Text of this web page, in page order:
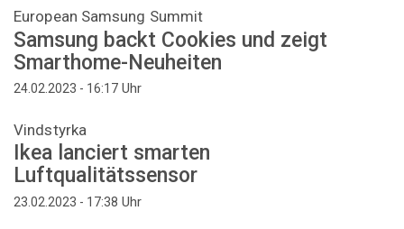
European Samsung Summit
Samsung backt Cookies und zeigt
Smarthome-Neuheiten
24.02.2023 - 16:17 Uhr
Vindstyrka
Ikea lanciert smarten
Luftqualitätssensor
23.02.2023 - 17:38 Uhr